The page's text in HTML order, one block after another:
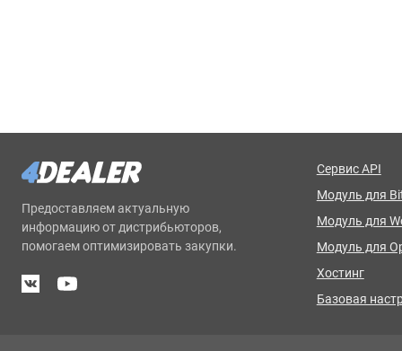
Предоставляем актуальную
информацию от дистрибьюторов,
помогаем оптимизировать закупки.
Сервис API
Модуль для
Модуль для
Модуль для
Хостинг
Базовая